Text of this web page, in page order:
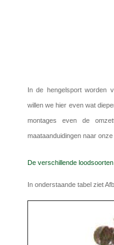
In de hengelsport worden
willen we hier even wat
montages even de
maataanduidingen naar onze
De verschillende loodsoorten
In onderstaande tabel ziet